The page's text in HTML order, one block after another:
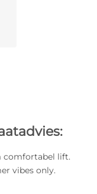
comfortabel lift.
vibes only.